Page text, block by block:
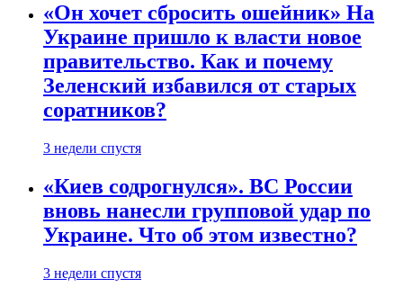
«Он хочет сбросить ошейник» На
Украине пришло к власти новое
правительство. Как и почему
Зеленский избавился от старых
соратников?
3 недели спустя
«Киев содрогнулся». ВС России
вновь нанесли групповой удар по
Украине. Что об этом известно?
3 недели спустя